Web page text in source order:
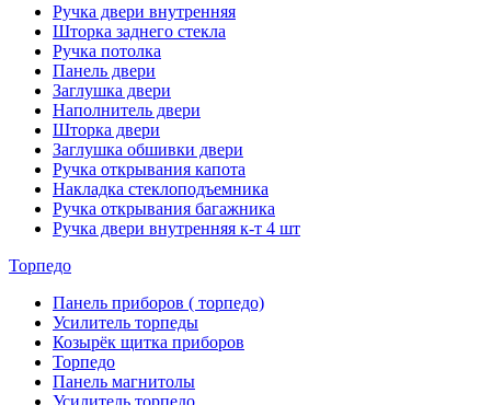
Ручка двери внутренняя
Шторка заднего стекла
Ручка потолка
Панель двери
Заглушка двери
Наполнитель двери
Шторка двери
Заглушка обшивки двери
Ручка открывания капота
Накладка стеклоподъемника
Ручка открывания багажника
Ручка двери внутренняя к-т 4 шт
Торпедо
Панель приборов ( торпедо)
Усилитель торпеды
Козырёк щитка приборов
Торпедо
Панель магнитолы
Усилитель торпедо